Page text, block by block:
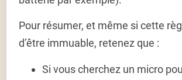
Pour résumer, et même si cette
d’être immuable, retenez que :
Si vous cherchez un micro